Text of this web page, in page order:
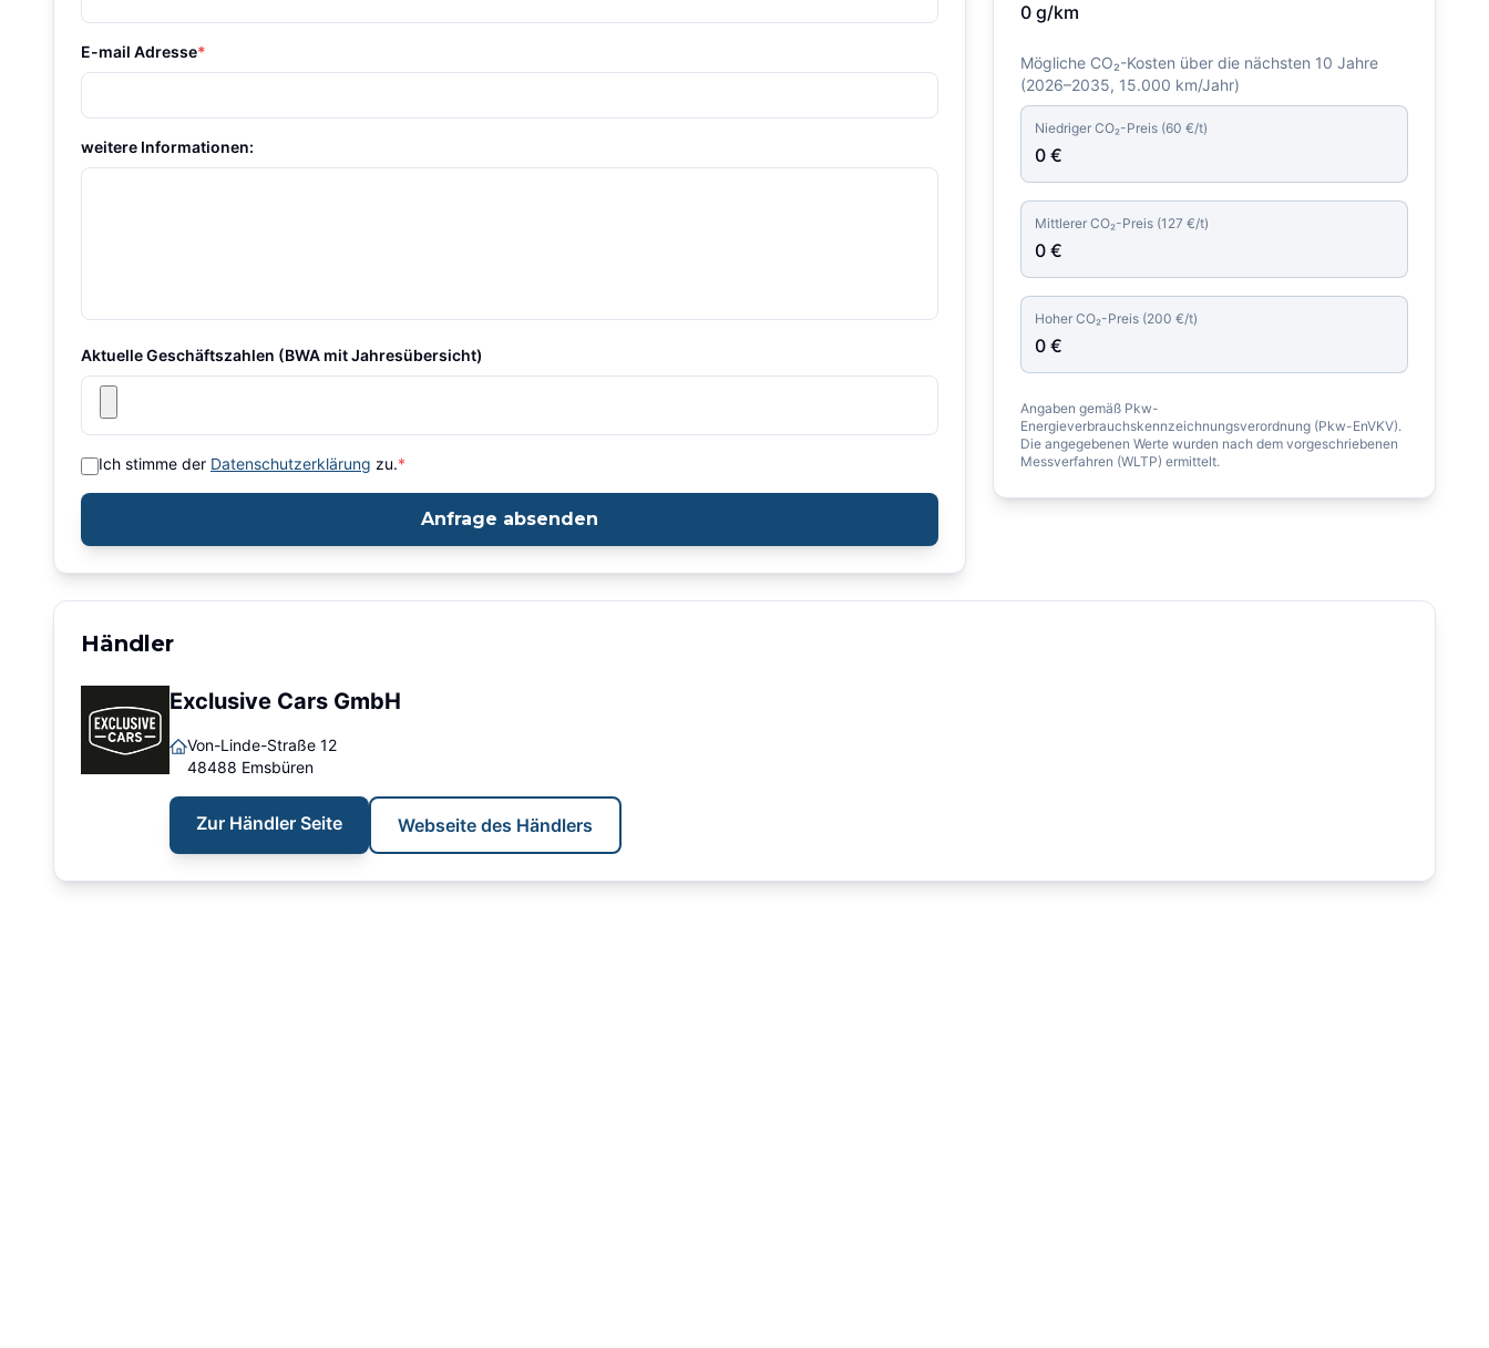
E-mail Adresse*
weitere Informationen:
Aktuelle Geschäftszahlen (BWA mit Jahresübersicht)
Ich stimme der Datenschutzerklärung zu.*
Anfrage absenden
0 g/km
Mögliche CO₂-Kosten über die nächsten 10 Jahre
(2026–2035, 15.000 km/Jahr)
Niedriger CO₂-Preis (60 €/t)
0 €
Mittlerer CO₂-Preis (127 €/t)
0 €
Hoher CO₂-Preis (200 €/t)
0 €
Angaben gemäß Pkw-
Energieverbrauchskennzeichnungsverordnung (Pkw-EnVKV).
Die angegebenen Werte wurden nach dem vorgeschriebenen
Messverfahren (WLTP) ermittelt.
Händler
Exclusive Cars GmbH
Von-Linde-Straße 12
48488 Emsbüren
Zur Händler Seite Webseite des Händlers